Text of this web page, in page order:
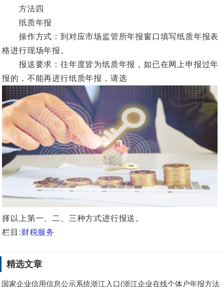
方法四
纸质年报
操作方式：到对应市场监管所年报窗口填写纸质年报表
格进行现场年报。
报送要求：往年度皆为纸质年报，如已在网上申报过年
报的，不能再进行纸质年报，请选
择以上第一、二、三种方式进行报送。
栏目:财税服务
精选文章
国家企业信用信息公示系统浙江入口(浙江企业在线个体户年报方法